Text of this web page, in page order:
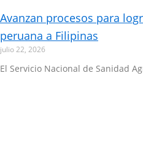
Avanzan procesos para
peruana a Filipinas
julio 22, 2026
El Servicio Nacional de Sanidad